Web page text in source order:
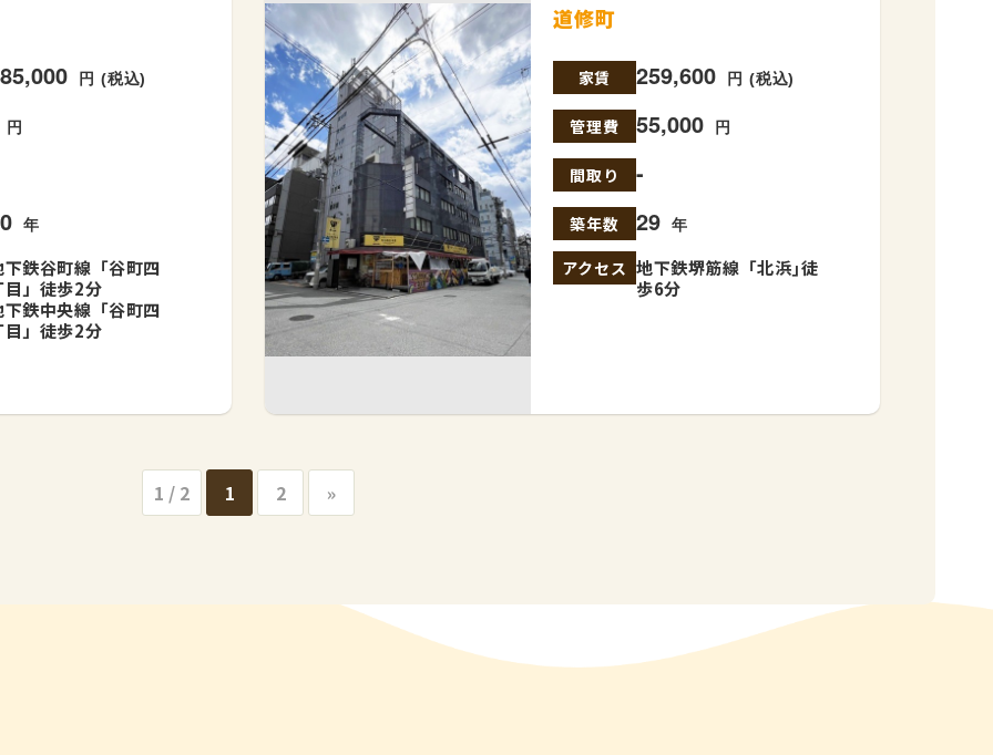
円 (税込)
円
年
下鉄谷町線「谷町四
目」徒歩2分
下鉄中央線「谷町四
目」徒歩2分
道修町
家賃 259,600 円 (税込)
管理費 55,000 円
間取り -
築年数 29 年
アクセス 地下鉄堺筋線「北浜｣徒
歩6分
1 / 2 1 2 »